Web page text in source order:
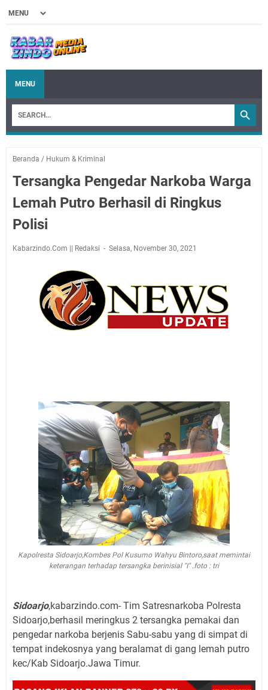
MENU
Beranda / Hukum & Kriminal
Tersangka Pengedar Narkoba Warga
Lemah Putro Berhasil di Ringkus
Polisi
Kabarzindo.Com || Redaksi Selasa, November 30, 2021
Kapolresta Sidoarjo,Kombes Pol Kusumo Wahyu Bintoro,saat memintai
keterangan terhadap tersangka berinisial "I" .foto : tri
Sidoarjo,kabarzindo.com- Tim Satresnarkoba Polresta
Sidoarjo,berhasil meringkus 2 tersangka pemakai dan
pengedar narkoba berjenis Sabu-sabu yang di simpat di
tempat indekosnya yang beralamat di gang lemah putro
kec/Kab Sidoarjo.Jawa Timur.